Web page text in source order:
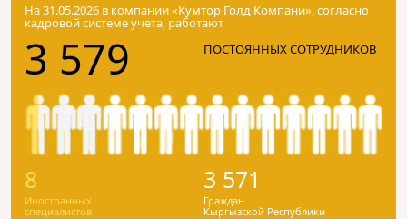
На 31.05.2026 в компании «Кумтор Голд Компани», согласно
кадровой системе учета, работают
3 579 ПОСТОЯННЫХ СОТРУДНИКОВ
8
Иностранных
специалистов
3 571
Граждан
Кыргызской Республики